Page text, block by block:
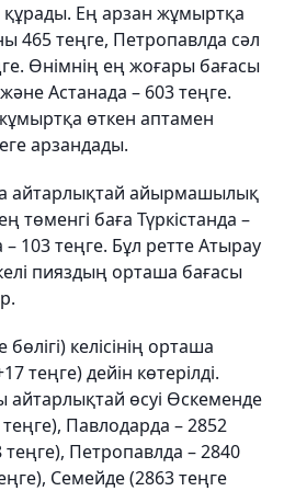
құрады. Ең арзан жұмыртқа
465 теңге, Петропавлда сәл
Өнімнің ең жоғары бағасы
Астанада – 603 теңге.
өткен аптамен
арзандады.
айтарлықтай айырмашылық
төменгі баға Түркістанда –
103 теңге. Бұл ретте Атырау
пияздың орташа бағасы
келісінің орташа
теңге) дейін көтерілді.
айтарлықтай өсуі Өскеменде
Павлодарда – 2852
Петропавлда – 2840
Семейде (2863 теңге